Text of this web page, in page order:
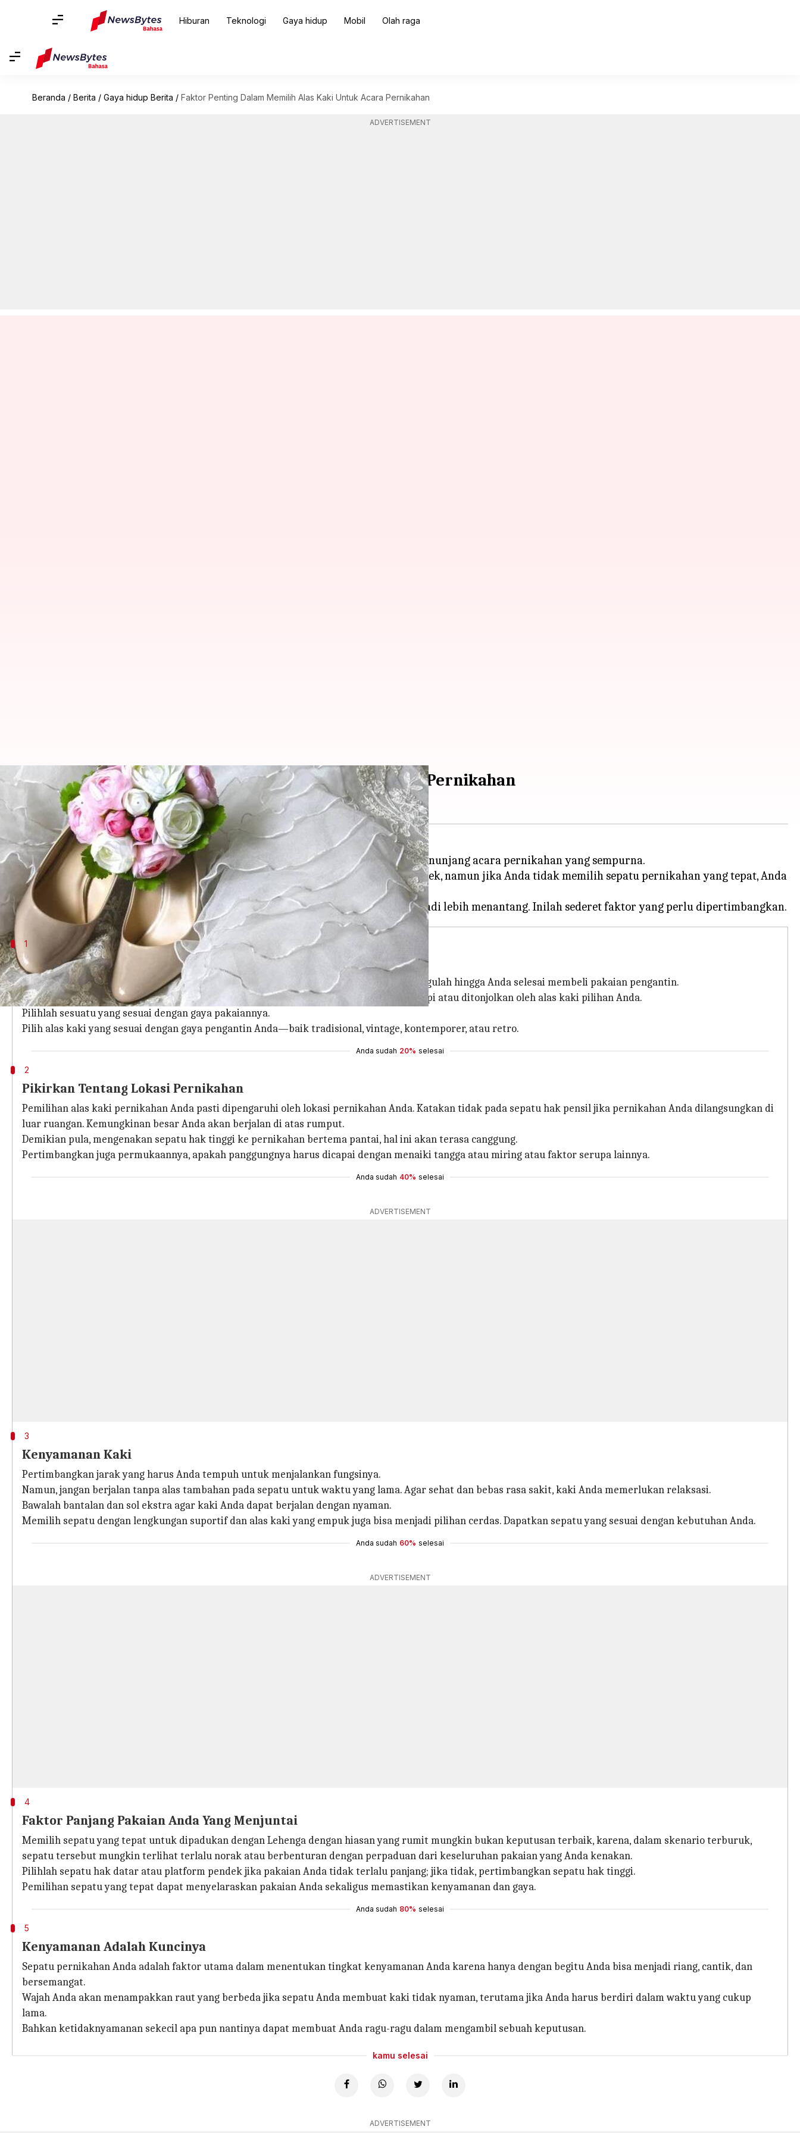
Hiburan Teknologi Gaya hidup Mobil Olah raga
Beranda / Berita / Gaya hidup Berita / Faktor Penting Dalam Memilih Alas Kaki Untuk Acara Pernikahan
ADVERTISEMENT
Faktor Penting Dalam Memilih Alas Kaki Untuk Acara Pernikahan
Handoko Dec 26, 2023 11:03 am
Apa ceritanya
Pengantin wanita sering kali mengabaikan pentingnya memilih alas kaki untuk menunjang acara pernikahan yang sempurna.
Kami menyadari bahwa daftar kebutuhan pernikahan Anda mencakup banyak aspek, namun jika Anda tidak memilih sepatu pernikahan yang tepat, Anda
berisiko mengalami sakit kaki di penghujung hari.
1
Pakaian Pernikahan
Bahkan jika Anda yakin telah menemukan sepasang sepatu pernikahan yang ideal, tunggulah hingga Anda selesai membeli pakaian pengantin.
Setiap aspek pakaian Anda, mulai dari warna hingga desain dan hiasan, harus melengkapi atau ditonjolkan oleh alas kaki pilihan Anda.
Pilihlah sesuatu yang sesuai dengan gaya pakaiannya.
Pilih alas kaki yang sesuai dengan gaya pengantin Anda—baik tradisional, vintage, kontemporer, atau retro.
Anda sudah 20% selesai
2
Pikirkan Tentang Lokasi Pernikahan
Pemilihan alas kaki pernikahan Anda pasti dipengaruhi oleh lokasi pernikahan Anda. Katakan tidak pada sepatu hak pensil jika pernikahan Anda dilangsungkan di
luar ruangan. Kemungkinan besar Anda akan berjalan di atas rumput.
Demikian pula, mengenakan sepatu hak tinggi ke pernikahan bertema pantai, hal ini akan terasa canggung.
Pertimbangkan juga permukaannya, apakah panggungnya harus dicapai dengan menaiki tangga atau miring atau faktor serupa lainnya.
Anda sudah 40% selesai
ADVERTISEMENT
3
Kenyamanan Kaki
Pertimbangkan jarak yang harus Anda tempuh untuk menjalankan fungsinya.
Namun, jangan berjalan tanpa alas tambahan pada sepatu untuk waktu yang lama. Agar sehat dan bebas rasa sakit, kaki Anda memerlukan relaksasi.
Bawalah bantalan dan sol ekstra agar kaki Anda dapat berjalan dengan nyaman.
Memilih sepatu dengan lengkungan suportif dan alas kaki yang empuk juga bisa menjadi pilihan cerdas. Dapatkan sepatu yang sesuai dengan kebutuhan Anda.
Anda sudah 60% selesai
ADVERTISEMENT
4
Faktor Panjang Pakaian Anda Yang Menjuntai
Memilih sepatu yang tepat untuk dipadukan dengan Lehenga dengan hiasan yang rumit mungkin bukan keputusan terbaik, karena, dalam skenario terburuk,
sepatu tersebut mungkin terlihat terlalu norak atau berbenturan dengan perpaduan dari keseluruhan pakaian yang Anda kenakan.
Pilihlah sepatu hak datar atau platform pendek jika pakaian Anda tidak terlalu panjang; jika tidak, pertimbangkan sepatu hak tinggi.
Pemilihan sepatu yang tepat dapat menyelaraskan pakaian Anda sekaligus memastikan kenyamanan dan gaya.
Anda sudah 80% selesai
5
Kenyamanan Adalah Kuncinya
Sepatu pernikahan Anda adalah faktor utama dalam menentukan tingkat kenyamanan Anda karena hanya dengan begitu Anda bisa menjadi riang, cantik, dan
bersemangat.
Wajah Anda akan menampakkan raut yang berbeda jika sepatu Anda membuat kaki tidak nyaman, terutama jika Anda harus berdiri dalam waktu yang cukup
lama.
Bahkan ketidaknyamanan sekecil apa pun nantinya dapat membuat Anda ragu-ragu dalam mengambil sebuah keputusan.
kamu selesai
ADVERTISEMENT